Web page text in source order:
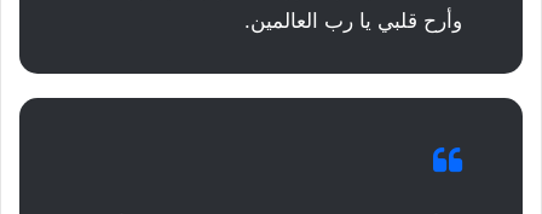
وأرح قلبي يا رب العالمين.